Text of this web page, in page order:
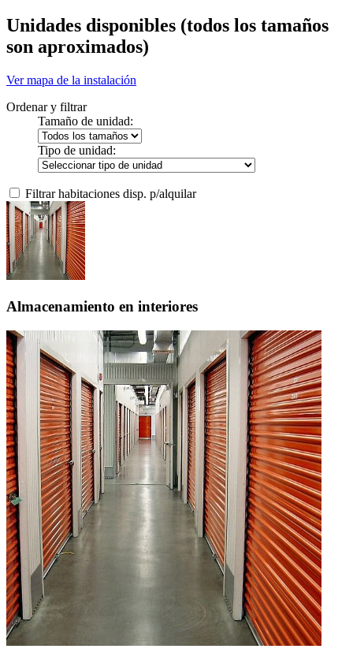
Unidades disponibles (todos los tamaños
son aproximados)
Ver mapa de la instalación
Ordenar y filtrar
Tamaño de unidad:
Tipo de unidad:
Filtrar habitaciones disp. p/alquilar
Almacenamiento en interiores